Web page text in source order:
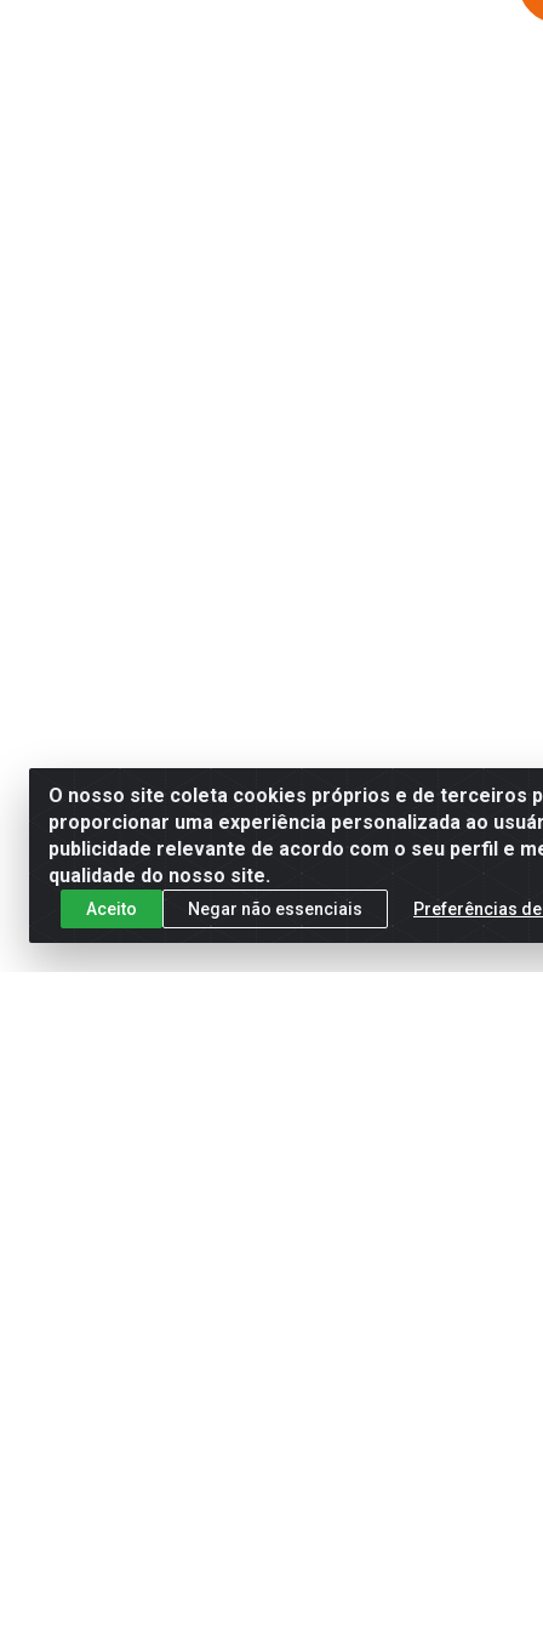
O nosso site coleta cookies próprios e de terceiros
proporcionar uma experiência personalizada ao
publicidade relevante de acordo com o seu perfil e
qualidade do nosso site.
Aceito Negar não essenciais Preferências